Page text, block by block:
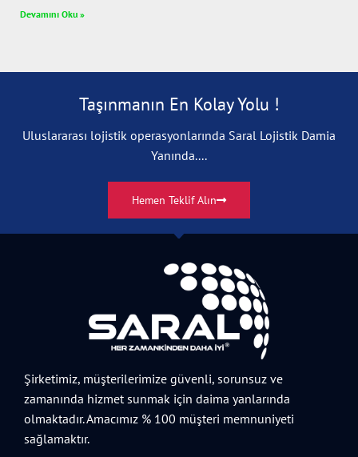
Devamını Oku »
Taşınmanın En Kolay Yolu !
Uluslararası lojistik operasyonlarında Saral Lojistik Damia
Yanında....
Hemen Teklif Alın
Şirketimiz, müşterilerimize güvenli, sorunsuz ve
zamanında hizmet sunmak için daima yanlarında
olmaktadır. Amacımız % 100 müşteri memnuniyeti
sağlamaktır.